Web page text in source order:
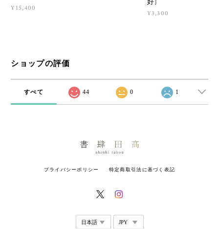
¥15,400
¥3,300
ショップの評価
すべて 44 0 1
プライバシーポリシー 特定商取引法に基づく表記